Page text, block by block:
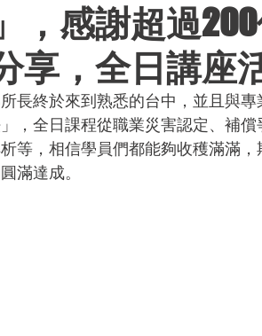
，感謝超過
享，全日講座
長終於來到熟悉的台中，並且與
，全日課程從職業災害認定、補
等，相信學員們都能夠收穫滿滿
滿達成。